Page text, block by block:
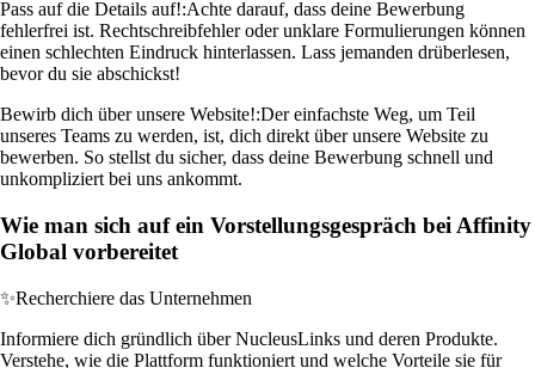
Pass auf die Details auf!:Achte darauf, dass deine Bewerbung
fehlerfrei ist. Rechtschreibfehler oder unklare Formulierungen können
einen schlechten Eindruck hinterlassen. Lass jemanden drüberlesen,
bevor du sie abschickst!
Bewirb dich über unsere Website!:Der einfachste Weg, um Teil
unseres Teams zu werden, ist, dich direkt über unsere Website zu
bewerben. So stellst du sicher, dass deine Bewerbung schnell und
unkompliziert bei uns ankommt.
Wie man sich auf ein Vorstellungsgespräch bei Affinity
Global vorbereitet
✨Recherchiere das Unternehmen
Informiere dich gründlich über NucleusLinks und deren Produkte.
Verstehe, wie die Plattform funktioniert und welche Vorteile sie für